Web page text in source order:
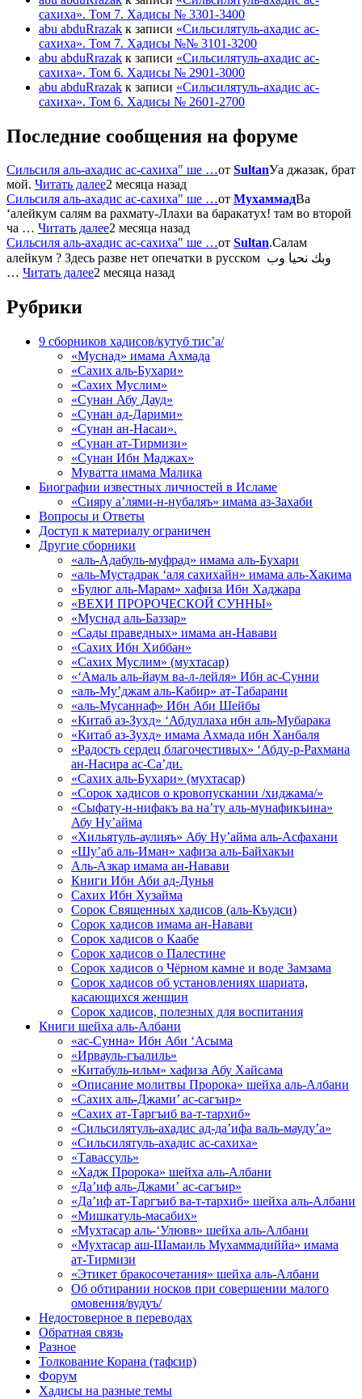
сахиха». Том 7. Хадисы № 3301-3400
abu abduRrazak к записи «Сильсилятуль-ахадис ас-
сахиха». Том 7. Хадисы №№ 3101-3200
abu abduRrazak к записи «Сильсилятуль-ахадис ас-
сахиха». Том 6. Хадисы № 2901-3000
abu abduRrazak к записи «Сильсилятуль-ахадис ас-
сахиха». Том 6. Хадисы № 2601-2700
Последние сообщения на форуме
Сильсиля аль-ахадис ас-сахиха" ше …от SultanУа джазак, брат
мой. Читать далее2 месяца назад
Сильсиля аль-ахадис ас-сахиха" ше …от МухаммадВа
‘алейкум салям ва рахмату-Ллахи ва баракатух! там во второй
ча … Читать далее2 месяца назад
Сильсиля аль-ахадис ас-сахиха" ше …от Sultan.Салам
алейкум ? Здесь разве нет опечатки в русском وبك نحيا وب
… Читать далее2 месяца назад
Рубрики
9 сборников хадисов/кутуб тис’а/
«Муснад» имама Ахмада
«Сахих аль-Бухари»
«Сахих Муслим»
«Сунан Абу Дауд»
«Сунан ад-Дарими»
«Сунан ан-Насаи».
«Сунан ат-Тирмизи»
«Сунан Ибн Маджах»
Муватта имама Малика
Биографии известных личностей в Исламе
«Сияру а’лями-н-нубаляъ» имама аз-Захаби
Вопросы и Ответы
Доступ к материалу ограничен
Другие сборники
«аль-Адабуль-муфрад» имама аль-Бухари
«аль-Мустадрак ‘аля сахихайн» имама аль-Хакима
«Булюг аль-Марам» хафиза Ибн Хаджара
«ВЕХИ ПРОРОЧЕСКОЙ СУННЫ»
«Муснад аль-Баззар»
«Сады праведных» имама ан-Навави
«Сахих Ибн Хиббан»
«Сахих Муслим» (мухтасар)
«‘Амаль аль-йаум ва-л-лейля» Ибн ас-Сунни
«аль-Му’джам аль-Кабир» ат-Табарани
«аль-Мусаннаф» Ибн Аби Шейбы
«Китаб аз-Зухд» ‘Абдуллаха ибн аль-Мубарака
«Китаб аз-Зухд» имама Ахмада ибн Ханбаля
«Радость сердец благочестивых» ‘Абду-р-Рахмана
ан-Насира ас-Са’ди.
«Сахих аль-Бухари» (мухтасар)
«Сорок хадисов о кровопускании /хиджама/»
«Сыфату-н-нифакъ ва на’ту аль-мунафикъина»
Абу Ну’айма
«Хильятуль-аулияъ» Абу Ну’айма аль-Асфахани
«Шу’аб аль-Иман» хафиза аль-Байхакъи
Аль-Азкар имама ан-Навави
Книги Ибн Аби ад-Дунья
Сахих Ибн Хузайма
Сорок Священных хадисов (аль-Къудси)
Сорок хадисов имама ан-Навави
Сорок хадисов о Каабе
Сорок хадисов о Палестине
Сорок хадисов о Чёрном камне и воде Замзама
Сорок хадисов об установлениях шариата,
касающихся женщин
Сорок хадисов, полезных для воспитания
Книги шейха аль-Албани
«ас-Сунна» Ибн Аби ‘Асыма
«Ирвауль-гъалиль»
«Китабуль-ильм» хафиза Абу Хайсама
«Описание молитвы Пророка» шейха аль-Албани
«Сахих аль-Джами’ ас-сагъир»
«Сахих ат-Таргъиб ва-т-тархиб»
«Сильсилятуль-ахадис ад-да’ифа валь-мауду’а»
«Сильсилятуль-ахадис ас-сахиха»
«Тавассуль»
«Хадж Пророка» шейха аль-Албани
«Да’иф аль-Джами’ ас-сагъир»
«Да’иф ат-Таргъиб ва-т-тархиб» шейха аль-Албани
«Мишкатуль-масабих»
«Мухтасар аль-‘Улювв» шейха аль-Албани
«Мухтасар аш-Шамаиль Мухаммадиййа» имама
ат-Тирмизи
«Этикет бракосочетания» шейха аль-Албани
Об обтирании носков при совершении малого
омовения/вудуъ/
Недостоверное в переводах
Обратная связь
Разное
Толкование Корана (тафсир)
Форум
Хадисы на разные темы